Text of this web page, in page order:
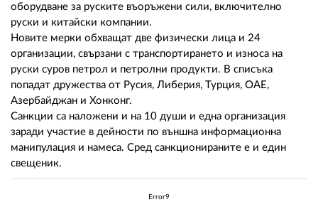
оборудване за руските въоръжени сили, включително
руски и китайски компании.
Новите мерки обхващат две физически лица и 24
организации, свързани с транспортирането и износа на
руски суров петрол и петролни продукти. В списъка
попадат дружества от Русия, Либерия, Турция, ОАЕ,
Азербайджан и Хонконг.
Санкции са наложени и на 10 души и една организация
заради участие в дейности по външна информационна
манипулация и намеса. Сред санкционираните е и един
свещеник.
Error9